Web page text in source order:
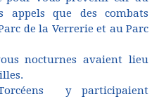
appels que des combats
de la Verrerie et au Parc
nocturnes avaient lieu
y participaient